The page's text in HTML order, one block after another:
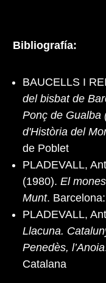
Bibliografía:
BAUCELLS I
del bisbat de
Ponç de Gualba
d'Història del
de Poblet
PLADEVALL,
(1980). El
Munt.
PLADEVALL,
Llacuna.
Penedès, l’Anoia
Catalana